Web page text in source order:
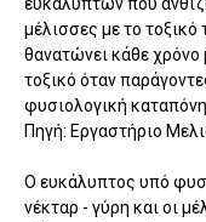
ευκαλύπτων που
μέλισσες με το
θανατώνει κάθε χρόνο
τοξικό όταν
φυσιολογική
Πηγή: Εργαστήριο
Ο ευκάλυπτος υπό
νέκταρ - γύρη και οι